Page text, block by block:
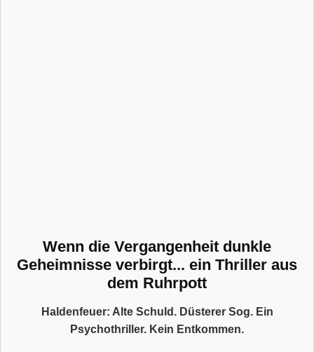
Wenn die Vergangenheit dunkle
Geheimnisse verbirgt... ein Thriller aus
dem Ruhrpott
Haldenfeuer: Alte Schuld. Düsterer Sog. Ein
Psychothriller. Kein Entkommen.